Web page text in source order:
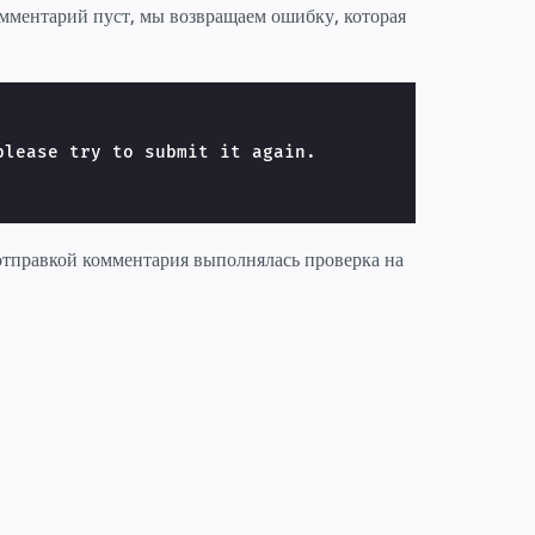
пуст, мы возвращаем ошибку, которая
try to submit it again.
комментария выполнялась проверка на